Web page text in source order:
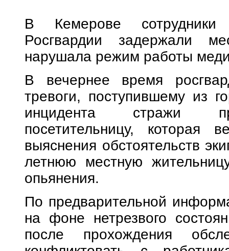
В Кемерове сотрудники
Росгвардии задержали
нарушала режим работы
В вечернее время
тревоги, поступившему из
инцидента стражи
посетительницу, которая
выяснения обстоятельств
летнюю местную
опьянения.
По предварительной
на фоне нетрезвого
после прохождения